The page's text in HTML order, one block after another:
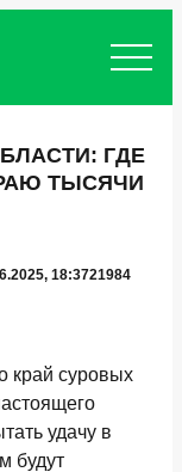
ГДЕ
ТЫСЯЧИ
18:3721984
край суровых
удачу в
будут